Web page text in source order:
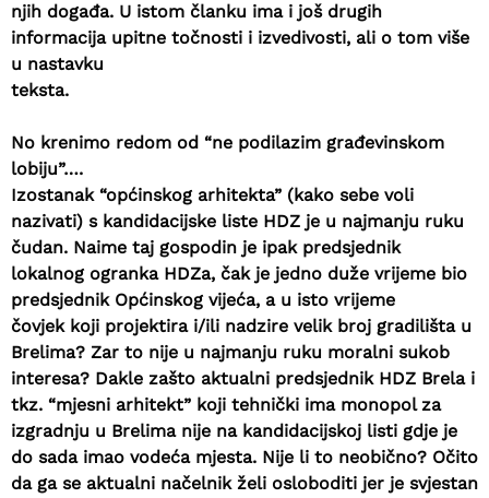
njih događa. U istom članku ima i još drugih
informacija upitne točnosti i izvedivosti, ali o tom više
u nastavku
teksta.
No krenimo redom od “ne podilazim građevinskom
lobiju”….
Izostanak “općinskog arhitekta” (kako sebe voli
nazivati) s kandidacijske liste HDZ je u najmanju ruku
čudan. Naime taj gospodin je ipak predsjednik
lokalnog ogranka HDZa, čak je jedno duže vrijeme bio
predsjednik Općinskog vijeća, a u isto vrijeme
čovjek koji projektira i/ili nadzire velik broj gradilišta u
Brelima? Zar to nije u najmanju ruku moralni sukob
interesa? Dakle zašto aktualni predsjednik HDZ Brela i
tkz. “mjesni arhitekt” koji tehnički ima monopol za
izgradnju u Brelima nije na kandidacijskoj listi gdje je
do sada imao vodeća mjesta. Nije li to neobično? Očito
da ga se aktualni načelnik želi osloboditi jer je svjestan